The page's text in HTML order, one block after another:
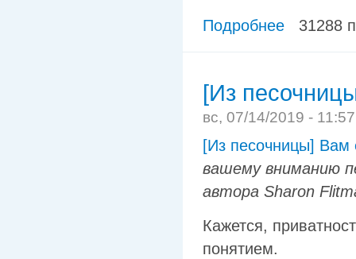
Подробнее 31288
[Из
вс, 07/14/2019 -
[Из песочницы] Вам
вашему вниманию
автора Sharon
Кажется,
понятием.